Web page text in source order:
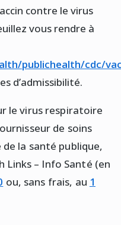
contre le virus
vous rendre à
publichealth/cdc/
d’admissibilité.
le virus respiratoire
de soins
la santé publique,
Links – Info Santé (en
ou, sans frais, au 1